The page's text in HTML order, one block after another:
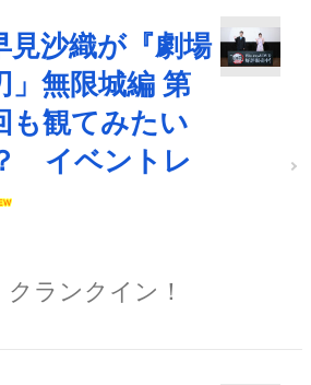
見沙織が『劇場
」無限城編 第
も観てみたい
イベントレ
クランクイン！